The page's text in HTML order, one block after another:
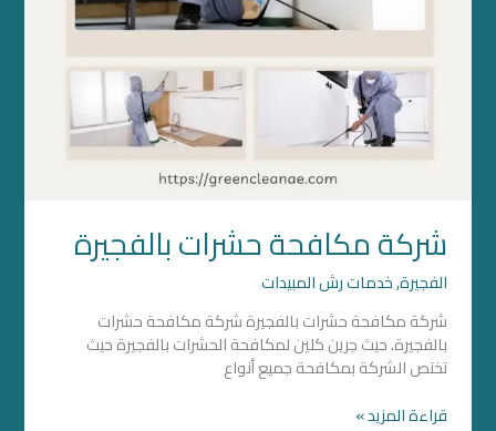
شركة مكافحة حشرات بالفجيرة
الفجيرة,خدمات رش المبيدات
شركة مكافحة حشرات بالفجيرة شركة مكافحة حشرات
بالفجيرة. حيث جرين كلين لمكافحة الحشرات بالفجيرة حيث
تختص الشركة بمكافحة جميع أنواع
قراءة المزيد »